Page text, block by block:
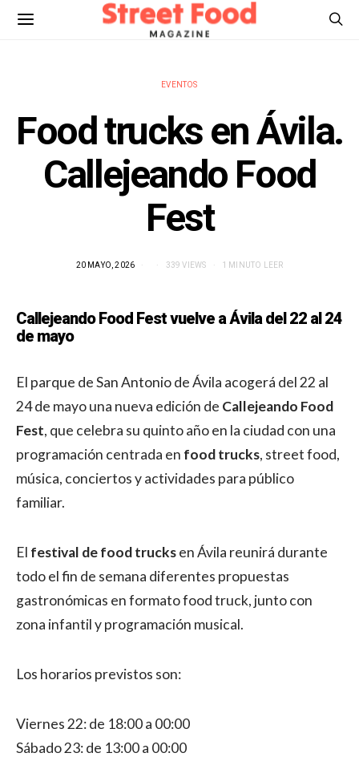
EVENTOS
Food trucks en Ávila.
Callejeando Food
Fest
20 MAYO, 2026 339 VIEWS 1 MINUTO LEER
Callejeando Food Fest vuelve a Ávila del 22 al 24
de mayo
El parque de San Antonio de Ávila acogerá del 22 al
24 de mayo una nueva edición de Callejeando Food
Fest, que celebra su quinto año en la ciudad con una
programación centrada en food trucks, street food,
música, conciertos y actividades para público
familiar.
El festival de food trucksen Ávila reunirá durante
todo el fin de semana diferentes propuestas
gastronómicas en formato food truck, junto con
zona infantil y programación musical.
Los horarios previstos son:
Viernes 22: de 18:00 a 00:00
Sábado 23: de 13:00 a 00:00